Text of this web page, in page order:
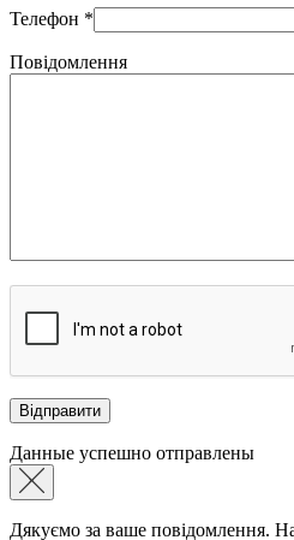
Телефон *
Повідомлення
Данные успешно отправлены
Дякуємо за ваше повідомлення.